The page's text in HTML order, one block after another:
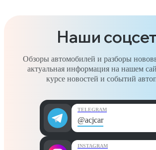
Наши
Обзоры автомобилей и разборы
актуальная информация на нашем
курсе новостей и событий
TELEGRAM
@acjcar
INSTAGRAM